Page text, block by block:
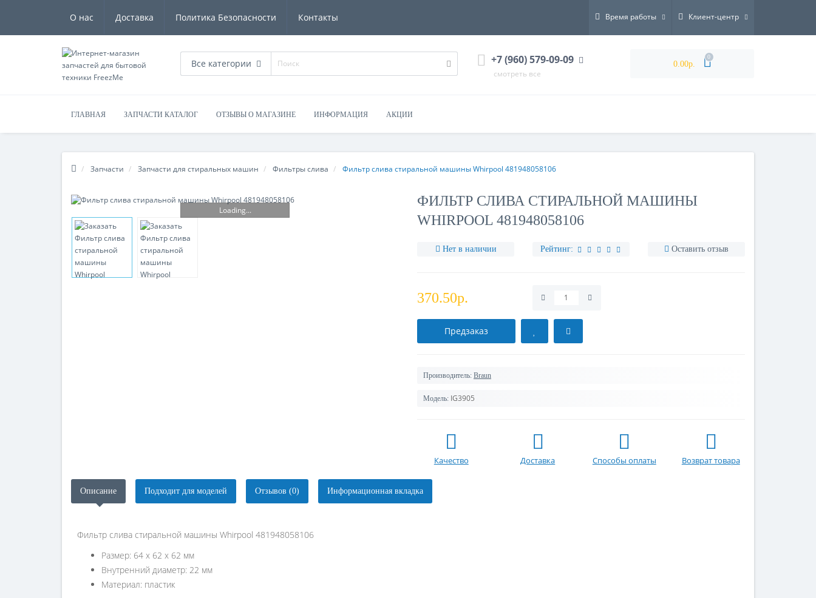
О нас Доставка Политика Безопасности Контакты Время работы Клиент-центр
Все категории +7 (960) 579-09-09
смотреть все
0.00р.
0
ГЛАВНАЯ ЗАПЧАСТИ КАТАЛОГ ОТЗЫВЫ О МАГАЗИНЕ ИНФОРМАЦИЯ АКЦИИ
Запчасти Запчасти для стиральных машин Фильтры слива Фильтр слива стиральной машины Whirpool 481948058106
Loading...
ФИЛЬТР СЛИВА СТИРАЛЬНОЙ МАШИНЫ
WHIRPOOL 481948058106
Нет в наличии Рейтинг: Оставить отзыв
370.50р.
Предзаказ
Производитель: Braun
Модель: IG3905
Качество Доставка Способы оплаты Возврат товара
Описание Подходит для моделей Отзывов (0) Информационная вкладка
Фильтр слива стиральной машины Whirpool 481948058106
Размер: 64 х 62 х 62 мм
Внутренний диаметр: 22 мм
Материал: пластик